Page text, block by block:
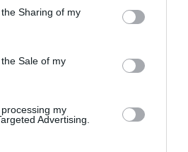
usage behaviour. You may click to
Google and its third-party tags to
purposes in below Google
Sharing of my
Sale of my
my
Advertising.